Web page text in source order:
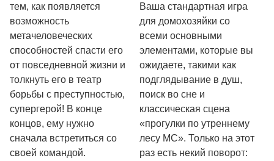
тем, как появляется
возможность
метачеловеческих
способностей спасти его
от повседневной жизни и
толкнуть его в театр
борьбы с преступностью,
супергерой! В конце
концов, ему нужно
сначала встретиться со
своей командой.
Ваша стандартная игра
для домохозяйки со
всеми основными
элементами, которые вы
ожидаете, такими как
подглядывание в душ,
поиск во сне и
классическая сцена
«прогулки по утреннему
лесу MC». Только на этот
раз есть некий поворот: